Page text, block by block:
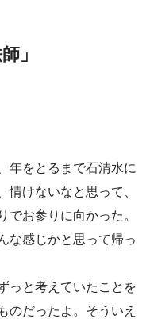
」
年をとるまで石清水に
情けないなと思って、
でお参りに向かった。
な感じかと思って帰っ
っと考えていたことを
のだったよ。そういえ